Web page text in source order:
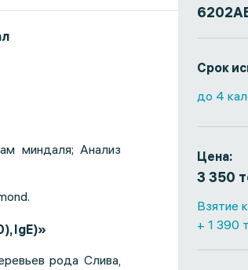
Срок
до 4
Цена:
3 350
Взятие
+ 1 390
миндаля; Анализ
IgE)»
рода Слива,